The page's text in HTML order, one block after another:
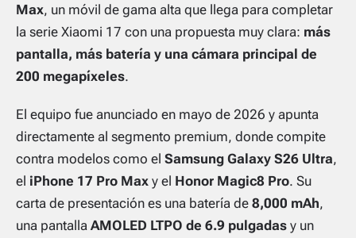
Max, un móvil de gama alta que llega para completar
la serie Xiaomi 17 con una propuesta muy clara: más
pantalla, más batería y una cámara principal de
200 megapíxeles.
El equipo fue anunciado en mayo de 2026 y apunta
directamente al segmento premium, donde compite
contra modelos como el Samsung Galaxy S26 Ultra,
el iPhone 17 Pro Max y el Honor Magic8 Pro. Su
carta de presentación es una batería de 8,000 mAh,
una pantalla AMOLED LTPO de 6.9 pulgadas y un